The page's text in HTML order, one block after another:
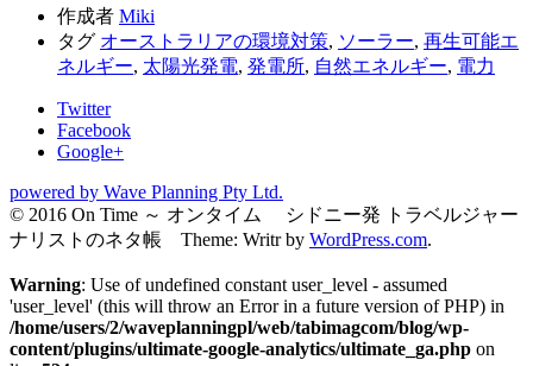
作成者 Miki
タグ オーストラリアの環境対策, ソーラー, 再生可能エ
ネルギー, 太陽光発電, 発電所, 自然エネルギー, 電力
Twitter
Facebook
Google+
powered by Wave Planning Pty Ltd.
© 2016 On Time ～ オンタイム シドニー発 トラベルジャー
ナリストのネタ帳 Theme: Writr by WordPress.com.
Warning: Use of undefined constant user_level - assumed
'user_level' (this will throw an Error in a future version of PHP) in
/home/users/2/waveplanningpl/web/tabimagcom/blog/wp-
content/plugins/ultimate-google-analytics/ultimate_ga.php on